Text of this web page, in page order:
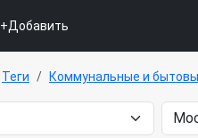
+Добавить
Теги Коммунальные и